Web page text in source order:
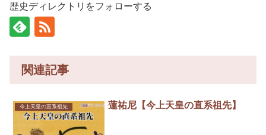
歴史ディレクトリをフォローする
関連記事
今上天皇の直系祖先 蓮祐尼【今上天皇の直系祖先】